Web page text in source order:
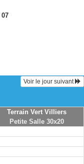
07
Voir le jour suivant
Terrain Vert Villiers
Petite Salle 30x20